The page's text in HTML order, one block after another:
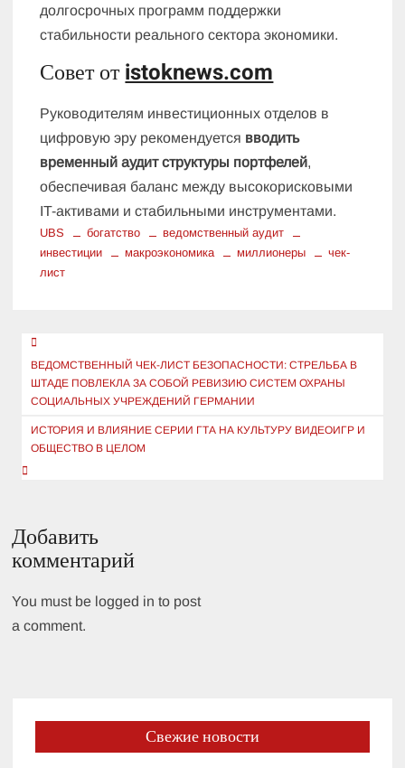
долгосрочных программ поддержки
стабильности реального сектора экономики.
Совет отistoknews.com
Руководителям инвестиционных отделов в
цифровую эру рекомендуется вводить
временный аудит структуры портфелей,
обеспечивая баланс между высокорисковыми
IT-активами и стабильными инструментами.
UBS богатство
ведомственный аудит
инвестиции
макроэкономика миллионеры
чек-
лист
Навигация
по
записям
ВЕДОМСТВЕННЫЙ ЧЕК-ЛИСТ БЕЗОПАСНОСТИ: СТРЕЛЬБА В
ШТАДЕ ПОВЛЕКЛА ЗА СОБОЙ РЕВИЗИЮ СИСТЕМ ОХРАНЫ
СОЦИАЛЬНЫХ УЧРЕЖДЕНИЙ ГЕРМАНИИ
ИСТОРИЯ И ВЛИЯНИЕ СЕРИИ ГТА НА КУЛЬТУРУ ВИДЕОИГР И
ОБЩЕСТВО В ЦЕЛОМ
Добавить
комментарий
You must be logged in to post
a comment.
Свежие новости